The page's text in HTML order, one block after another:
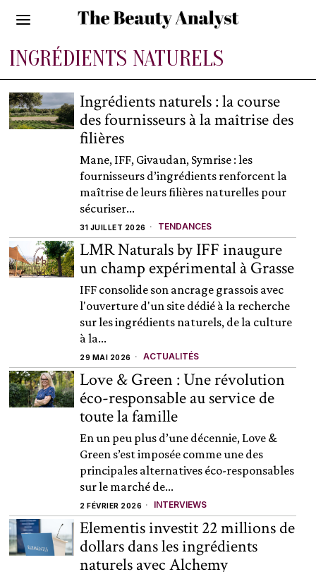
INGRÉDIENTS NATURELS
Ingrédients naturels : la course
des fournisseurs à la maîtrise des
filières
Mane, IFF, Givaudan, Symrise : les
fournisseurs d’ingrédients renforcent la
maîtrise de leurs filières naturelles pour
sécuriser...
31 JUILLET 2026 TENDANCES
LMR Naturals by IFF inaugure
un champ expérimental à Grasse
IFF consolide son ancrage grassois avec
l'ouverture d'un site dédié à la recherche
sur les ingrédients naturels, de la culture
à la...
29 MAI 2026 ACTUALITÉS
Love & Green : Une révolution
éco-responsable au service de
toute la famille
En un peu plus d’une décennie, Love &
Green s’est imposée comme une des
principales alternatives éco-responsables
sur le marché de...
2 FÉVRIER 2026 INTERVIEWS
Elementis investit 22 millions de
dollars dans les ingrédients
naturels avec Alchemy